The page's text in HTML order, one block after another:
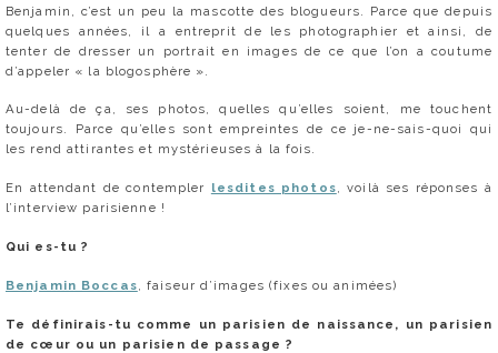
Benjamin, c’est un peu la mascotte des blogueurs. Parce que depuis
quelques années, il a entreprit de les photographier et ainsi, de
tenter de dresser un portrait en images de ce que l’on a coutume
d’appeler « la blogosphère ».
Au-delà de ça, ses photos, quelles qu’elles soient, me touchent
toujours. Parce qu’elles sont empreintes de ce je-ne-sais-quoi qui
les rend attirantes et mystérieuses à la fois.
En attendant de contempler lesdites photos, voilà ses réponses à
l’interview parisienne !
Qui es-tu ?
Benjamin Boccas , faiseur d’images (fixes ou animées)
Te définirais-tu comme un parisien de naissance, un parisien
de cœur ou un parisien de passage ?